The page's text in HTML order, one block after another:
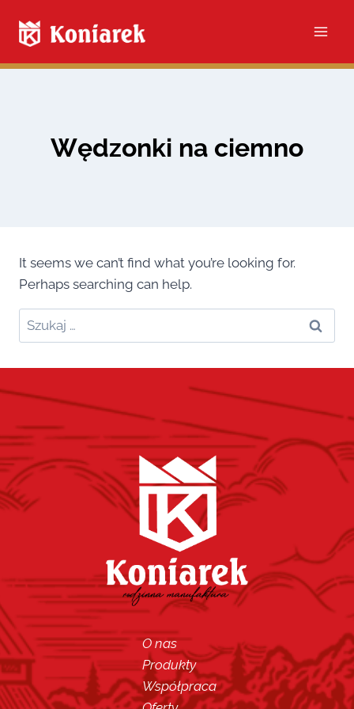
Wędzonki na ciemno
It seems we can’t find what you’re looking for.
Perhaps searching can help.
Szukaj:
O nas
Produkty
Współpraca